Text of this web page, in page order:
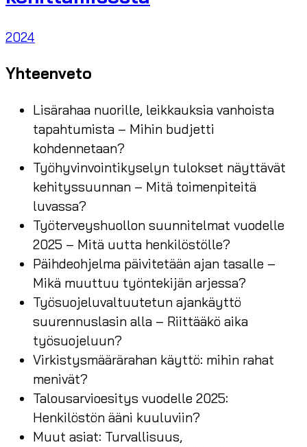
2024
Yhteenveto
Lisärahaa nuorille, leikkauksia vanhoista
tapahtumista – Mihin budjetti
kohdennetaan?
Työhyvinvointikyselyn tulokset näyttävät
kehityssuunnan – Mitä toimenpiteitä
luvassa?
Työterveyshuollon suunnitelmat vuodelle
2025 – Mitä uutta henkilöstölle?
Päihdeohjelma päivitetään ajan tasalle –
Mikä muuttuu työntekijän arjessa?
Työsuojeluvaltuutetun ajankäyttö
suurennuslasin alla – Riittääkö aika
työsuojeluun?
Virkistysmäärärahan käyttö: mihin rahat
menivät?
Talousarvioesitys vuodelle 2025:
Henkilöstön ääni kuuluviin?
Muut asiat: Turvallisuus,